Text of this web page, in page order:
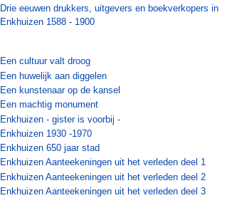
Drie eeuwen drukkers, uitgevers en boekverkopers in
Enkhuizen 1588 - 1900
Een cultuur valt droog
Een huwelijk aan diggelen
Een kunstenaar op de kansel
Een machtig monument
Enkhuizen - gister is voorbij -
Enkhuizen 1930 -1970
Enkhuizen 650 jaar stad
Enkhuizen Aanteekeningen uit het verleden deel 1
Enkhuizen Aanteekeningen uit het verleden deel 2
Enkhuizen Aanteekeningen uit het verleden deel 3